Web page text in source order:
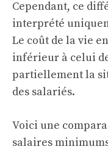
Cependant, ce
interprété
Le coût de la vie
inférieur à celui
partiellement la
des salariés.
Voici une
salaires